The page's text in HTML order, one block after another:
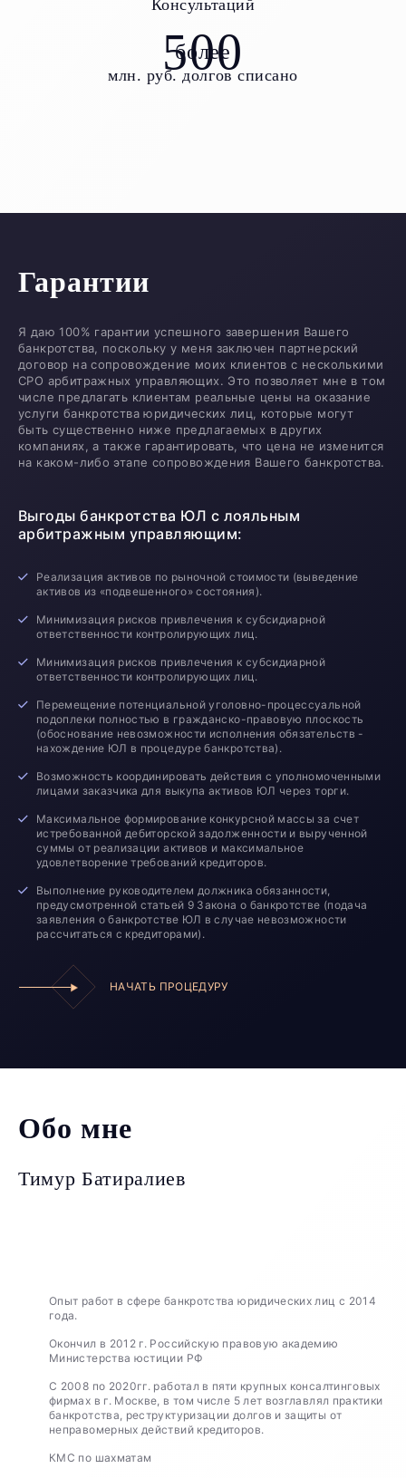
Консультаций
более
500
млн. руб. долгов списано
Гарантии
Я даю 100% гарантии успешного завершения Вашего
банкротства, поскольку у меня заключен партнерский
договор на сопровождение моих клиентов с несколькими
СРО арбитражных управляющих. Это позволяет мне в том
числе предлагать клиентам реальные цены на оказание
услуги банкротства юридических лиц, которые могут
быть существенно ниже предлагаемых в других
компаниях, а также гарантировать, что цена не изменится
на каком-либо этапе сопровождения Вашего банкротства.
Выгоды банкротства ЮЛ с лояльным
арбитражным управляющим:
Реализация активов по рыночной стоимости (выведение
активов из «подвешенного» состояния).
Минимизация рисков привлечения к субсидиарной
ответственности контролирующих лиц.
Минимизация рисков привлечения к субсидиарной
ответственности контролирующих лиц.
Перемещение потенциальной уголовно-процессуальной
подоплеки полностью в гражданско-правовую плоскость
(обоснование невозможности исполнения обязательств -
нахождение ЮЛ в процедуре банкротства).
Возможность координировать действия с уполномоченными
лицами заказчика для выкупа активов ЮЛ через торги.
Максимальное формирование конкурсной массы за счет
истребованной дебиторской задолженности и вырученной
суммы от реализации активов и максимальное
удовлетворение требований кредиторов.
Выполнение руководителем должника обязанности,
предусмотренной статьей 9 Закона о банкротстве (подача
заявления о банкротстве ЮЛ в случае невозможности
рассчитаться с кредиторами).
НАЧАТЬ ПРОЦЕДУРУ
Обо мне
Тимур Батиралиев
Опыт работ в сфере банкротства юридических лиц с 2014
года.
Окончил в 2012 г. Российскую правовую академию
Министерства юстиции РФ
С 2008 по 2020гг. работал в пяти крупных консалтинговых
фирмах в г. Москве, в том числе 5 лет возглавлял практики
банкротства, реструктуризации долгов и защиты от
неправомерных действий кредиторов.
КМС по шахматам